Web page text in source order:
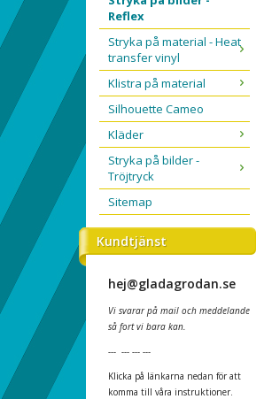
Reflex
Stryka på material - Heat
transfer vinyl
Klistra på material
Silhouette Cameo
Kläder
Stryka på bilder -
Tröjtryck
Sitemap
Kundtjänst
hej@gladagrodan.se
Vi svarar på mail och meddelande
så fort vi bara kan.
--- --- --- ---
Klicka på länkarna nedan för att
komma till våra instruktioner.